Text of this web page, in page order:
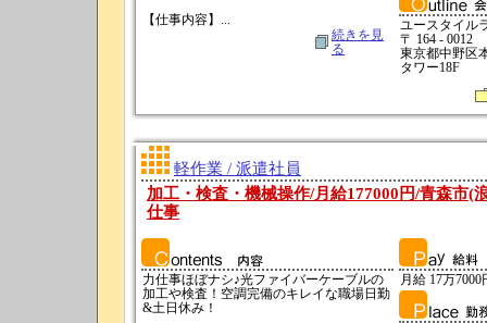
【仕事内容】...
続きを見
る
ユースタイル
〒 164 - 0012
東京都中野区
タワー18F
軽作業 / 派遣社員
加工・検査・機械操作/月給177000円/青森市(
仕事
力仕事ほぼナシ♪光ファイバーケーブルの
加工や検査！空調完備のキレイな職場日勤
&土日休み！
月給 17万